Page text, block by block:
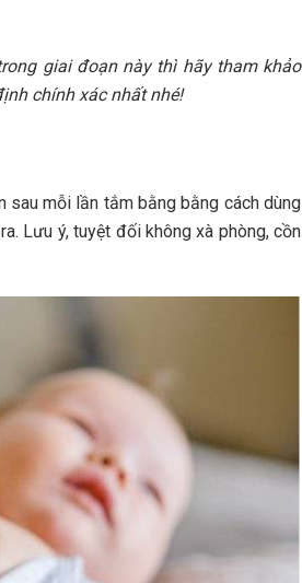
giai đoạn này thì hãy tham khảo
chính xác nhất nhé!
sau mỗi lần tắm bằng bằng cách dùng
Lưu ý, tuyệt đối không xà phòng, cồn